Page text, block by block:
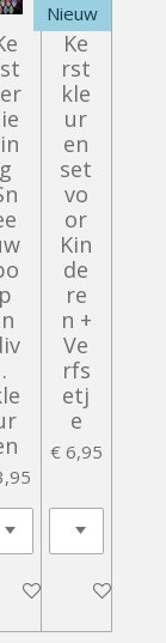
g
p
.
In winkelwagen
Nieuw
Ke
rst
kle
ur
en
set
vo
or
Kin
de
re
n +
Ve
rfs
etj
e
€ 6,95
In